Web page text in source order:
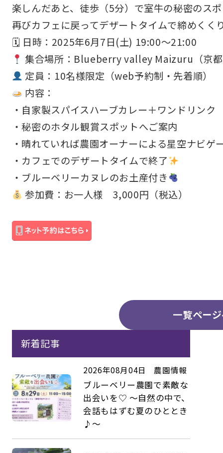
楽しんだあと、徒歩（5分）で室牛の秘密のス
再びカフェに戻ってデザートタイムで締めくく
🗓 日時：2025年6月7日(土) 19:00〜21:00
集合場所：Blueberry valley Maizuru（京
定員：10名様限定（web予約制・先着順）
内容：
・自家製スパイスハーブカレー＋ワンドリンク
・秘密のホタル観賞スポットへご案内
・晴れていれば農園オーナーによる星空ナビゲ
・カフェでのデザートタイムで終了
・ブルーベリーカヌレのお土産付き
参加費：お一人様 3,000円（税込）
一覧ペー
新着記事
2026年08月04日 農園情報
ブルーベリー農園で素敵な
出会いを♡ ～自然の中で、
会話もはずむ夏のひととき
♪～